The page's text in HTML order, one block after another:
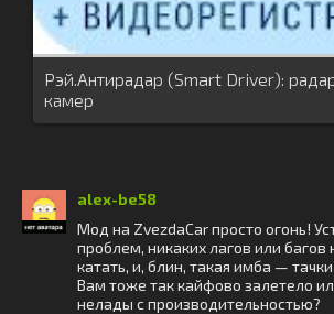
Рэй.Антирадар (Smart Driver):
камер
alex-be58
Мод на ZvezdaCar просто огонь!
проблем, никаких лагов или багов
катать, и, блин, такая имба —
Вам тоже так кайфово залетело
нелады с производительностью?